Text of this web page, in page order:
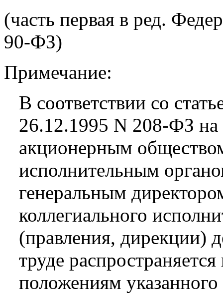
(часть первая в ред.
90-ФЗ)
Примечание:
В соответствии со
26.12.1995 N 208-ФЗ
акционерным
исполнительным
генеральным
коллегиального
(правления, дирекции)
труде
положениям